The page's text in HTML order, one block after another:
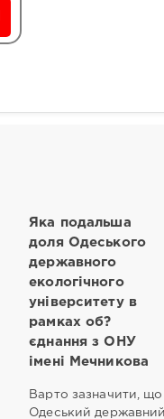
Яка подальша
доля Одеського
державного
екологічного
університету в
рамках об?
єднання з ОНУ
імені Мечникова
Варто зазначити, що
Одеський державний